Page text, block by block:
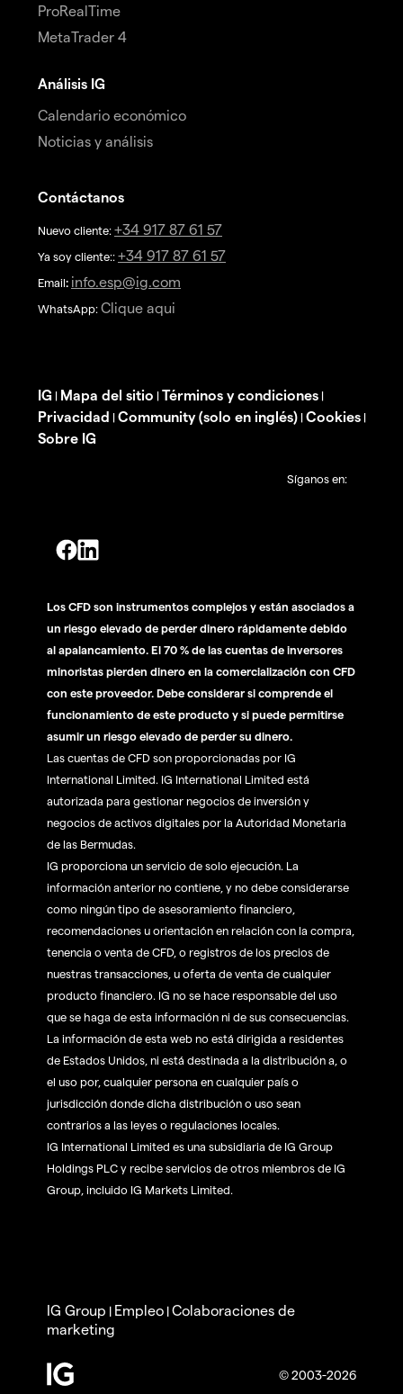
ProRealTime
MetaTrader 4
Análisis IG
Calendario económico
Noticias y análisis
Contáctanos
Nuevo cliente: +34 917 87 61 57
Ya soy cliente:: +34 917 87 61 57
Email: info.esp@ig.com
WhatsApp: Clique aqui
IG | Mapa del sitio | Términos y condiciones |
Privacidad | Community (solo en inglés) | Cookies |
Sobre IG
Síganos en:
Los CFD son instrumentos complejos y están asociados a
un riesgo elevado de perder dinero rápidamente debido
al apalancamiento. El 70 % de las cuentas de inversores
minoristas pierden dinero en la comercialización con CFD
con este proveedor. Debe considerar si comprende el
funcionamiento de este producto y si puede permitirse
asumir un riesgo elevado de perder su dinero.
Las cuentas de CFD son proporcionadas por IG
International Limited. IG International Limited está
autorizada para gestionar negocios de inversión y
negocios de activos digitales por la Autoridad Monetaria
de las Bermudas.
IG proporciona un servicio de solo ejecución. La
información anterior no contiene, y no debe considerarse
como ningún tipo de asesoramiento financiero,
recomendaciones u orientación en relación con la compra,
tenencia o venta de CFD, o registros de los precios de
nuestras transacciones, u oferta de venta de cualquier
producto financiero. IG no se hace responsable del uso
que se haga de esta información ni de sus consecuencias.
La información de esta web no está dirigida a residentes
de Estados Unidos, ni está destinada a la distribución a, o
el uso por, cualquier persona en cualquier país o
jurisdicción donde dicha distribución o uso sean
contrarios a las leyes o regulaciones locales.
IG International Limited es una subsidiaria de IG Group
Holdings PLC y recibe servicios de otros miembros de IG
Group, incluido IG Markets Limited.
© 2003-2026
IG Group | Empleo |Colaboraciones de
marketing